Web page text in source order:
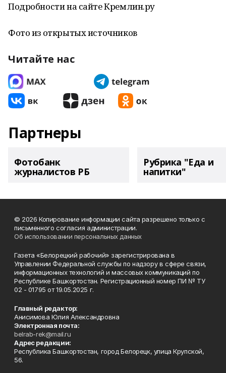
Подробности на сайте Кремлин.ру
Фото из открытых источников
Читайте нас
Партнеры
Фотобанк
журналистов РБ
Рубрика "Еда и
напитки"
© 2026 Копирование информации сайта разрешено только с
письменного согласия администрации.
Об использовании персональных данных
Газета «Белорецкий рабочий» зарегистрирована в
Управлении Федеральной службы по надзору в сфере связи,
информационных технологий и массовых коммуникаций по
Республике Башкортостан. Регистрационный номер ПИ № ТУ
02 - 01795 от 19.05.2025 г.
Главный редактор:
Анисимова Юлия Александровна
Электронная почта:
belrab-rek@mail.ru
Адрес редакции:
Республика Башкортостан, город Белорецк, улица Крупской,
56.